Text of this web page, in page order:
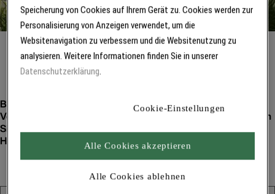
Unsere Verantwortung
Brillux definiert im Code of Conduct die grundlegenden
Verhaltensstandards im Unternehmen. Darüber hinaus finden
Sie hier einen Hinweis zur Grundsatzerklärung und zum
Hinweisgeberschutzgesetz.
Speicherung von Cookies auf Ihrem Gerät zu. Cookies werden zur
Personalisierung von Anzeigen verwendet, um die
Websitenavigation zu verbessern und die Websitenutzung zu
analysieren. Weitere Informationen finden Sie in unserer
Datenschutzerklärung.
Cookie-Einstellungen
Alle Cookies ablehnen
Alle Cookies akzeptieren